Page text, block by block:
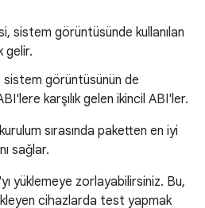
sistem görüntüsünde kullanılan
gelir.
sistem görüntüsünün de
karşılık gelen ikincil ABI'ler.
sırasında paketten en iyi
sağlar.
yüklemeye zorlayabilirsiniz. Bu,
cihazlarda test yapmak